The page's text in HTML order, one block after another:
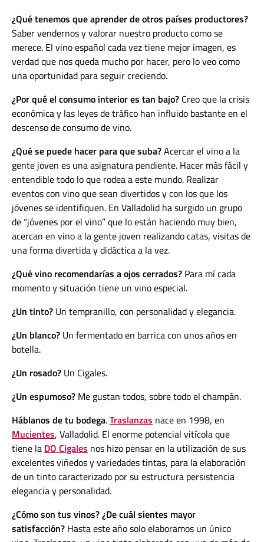
¿Qué tenemos que aprender de otros países productores?
Saber vendernos y valorar nuestro producto como se
merece. El vino español cada vez tiene mejor imagen, es
verdad que nos queda mucho por hacer, pero lo veo como
una oportunidad para seguir creciendo.
¿Por qué el consumo interior es tan bajo? Creo que la crisis
económica y las leyes de tráfico han influido bastante en el
descenso de consumo de vino.
¿Qué se puede hacer para que suba?Acercar el vino a la
gente joven es una asignatura pendiente. Hacer más fácil y
entendible todo lo que rodea a este mundo. Realizar
eventos con vino que sean divertidos y con los que los
jóvenes se identifiquen. En Valladolid ha surgido un grupo
de “jóvenes por el vino” que lo están haciendo muy bien,
acercan en vino a la gente joven realizando catas, visitas de
una forma divertida y didáctica a la vez.
¿Qué vino recomendarías a ojos cerrados? Para mí cada
momento y situación tiene un vino especial.
¿Un tinto? Un tempranillo, con personalidad y elegancia.
¿Un blanco? Un fermentado en barrica con unos años en
botella.
¿Un rosado? Un Cigales.
¿Un espumoso? Me gustan todos, sobre todo el champán.
Háblanos de tu bodega.Traslanzas nace en 1998, en
Mucientes, Valladolid. El enorme potencial vitícola que
tiene la DO Cigales nos hizo pensar en la utilización de sus
excelentes viñedos y variedades tintas, para la elaboración
de un tinto caracterizado por su estructura persistencia
elegancia y personalidad.
¿Cómo son tus vinos? ¿De cuál sientes mayor
satisfacción? Hasta este año solo elaboramos un único